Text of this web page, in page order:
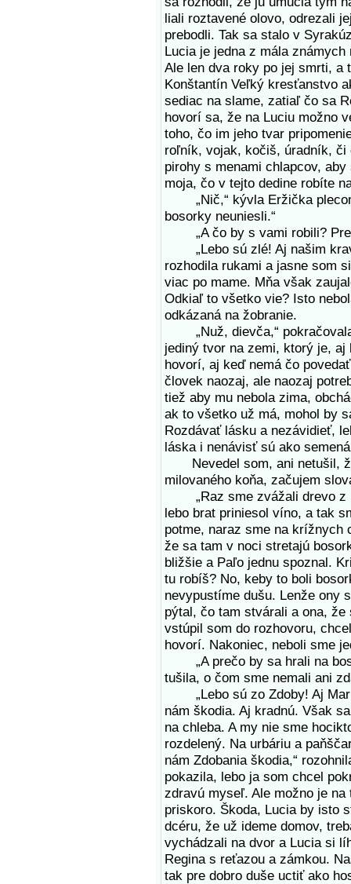
liali roztavené olovo, odrezali
prebodli. Tak sa stalo v
Lucia je jedna z mála
Ale len dva roky po jej smrti,
Konštantín Veľký kresťanstvo
sediac na slame, zatiaľ čo sa
hovorí sa, že na Luciu možno
toho, čo im jeho tvar
roľník, vojak, kočiš, úradník, či
pirohy s menami chlapcov,
moja, čo v tejto dedine robíte
„Nič,“ kývla Eržička
bosorky neuniesli.“
„A čo by s vami robili?
„Lebo sú zlé! Aj našim
rozhodila rukami a jasne som
viac po mame. Mňa však
Odkiaľ to všetko vie? Isto
odkázaná na žobranie.
„Nuž, dievča,“ pokračovala
jediný tvor na zemi, ktorý je,
hovorí, aj keď nemá čo
človek naozaj, ale naozaj
tiež aby mu nebola zima,
ak to všetko už má, mohol by
Rozdávať lásku a nezávidieť,
láska i nenávisť sú ako
Nevedel som, ani netušil,
milovaného koňa, začujem
„Raz sme zvážali drevo z
lebo brat priniesol víno, a tak
potme, naraz sme na krížnych
že sa tam v noci stretajú
bližšie a Paľo jednu spoznal.
tu robíš? No, keby to boli
nevypustíme dušu. Lenže ony
pýtal, čo tam stvárali a ona, že
vstúpil som do rozhovoru,
hovorí. Nakoniec, neboli sme
„A prečo by sa hrali na
tušila, o čom sme nemali ani
„Lebo sú zo Zdoby! Aj
nám škodia. Aj kradnú. Však
na chleba. A my nie sme
rozdelený. Na urbáriu a
nám Zdobania škodia,“
pokazila, lebo ja som chcel
zdravú myseľ. Ale možno je
priskoro. Škoda, Lucia by isto
dcéru, že už ideme domov,
vychádzali na dvor a Lucia si
Regina s reťazou a zámkou.
tak pre dobro duše uctiť ako